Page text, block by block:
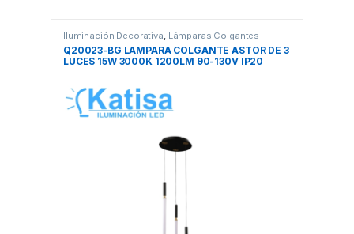
Iluminación Decorativa, Lámparas Colgantes
Q20023-BG LAMPARA COLGANTE ASTOR DE 3
LUCES 15W 3000K 1200LM 90-130V IP20